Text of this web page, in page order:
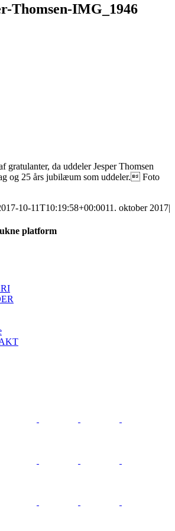
Thomsen-IMG_1946
gratulanter, da uddeler Jesper Thomsen
og 25 års jubilæum som uddeler. Foto
10-11T10:19:58+00:0011. oktober 2017|
platform